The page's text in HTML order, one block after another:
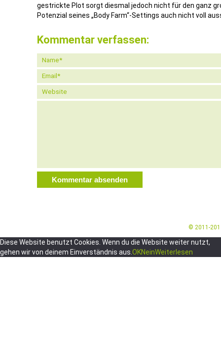
gestrickte Plot sorgt diesmal jedoch nicht für den ganz
Potenzial seines „Body Farm“-Settings auch nicht voll
Kommentar verfassen:
© 2011-
Diese Website benutzt Cookies. Wenn du die Website weiter nutzt,
gehen wir von deinem Einverständnis aus. OKNeinWeiterlesen